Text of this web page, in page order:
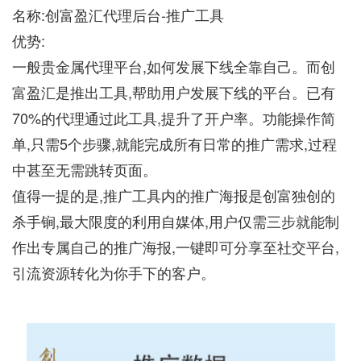
名称:创富盈汇代理后台-推广工具
优势:
一般贵金属代理平台,如何发展下线全靠自己。而创
富盈汇是推出工具,帮助用户发展下线的平台。已有
70%的代理通过此工具,提升了开户率。功能操作简
单,只需5个步骤,就能完成所有日常的推广需求,过程
中甚至无需跳转页面。
值得一提的是,推广工具内的推广海报是创富独创的
杀手锏,最大限度的利用自媒体,用户仅需三步就能制
作出专属自己的推广海报,一键即可分享至社交平台,
引流资源转化为你手下的客户。